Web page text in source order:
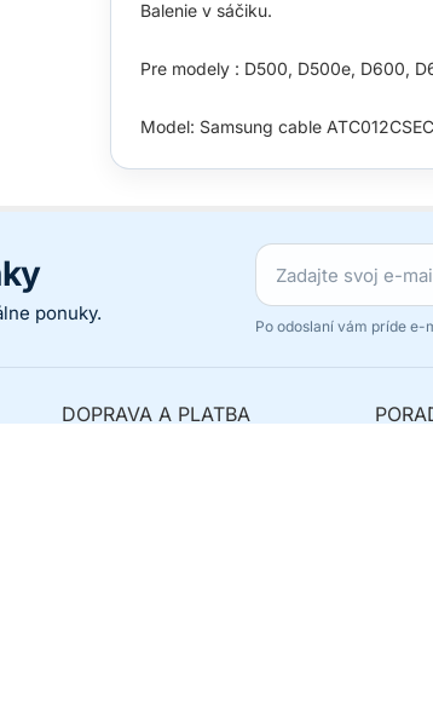
Balenie v sáčiku.
Pre modely : D500, D500e, D600,
Model: Samsung cable ATC012CSEC
ponuky.
Po odoslaní vám príde
DOPRAVA A PLATBA